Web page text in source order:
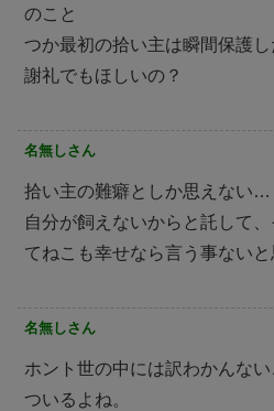
のこと
つか最初の拾い主は瞬間保護し
謝礼でもほしいの？
名無しさん
拾い主の難癖としか思えない…
自分が飼えないからと託して
てねこも幸せなら言う事ない
名無しさん
ホント世の中には訳わかんな
ついるよね。